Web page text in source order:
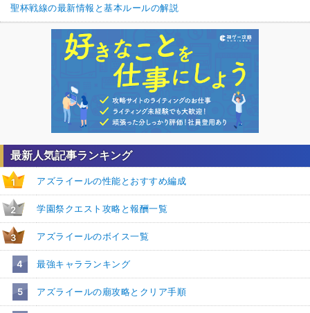
最新人気記事ランキング
1 アズライールの性能とおすすめ編成
2 学園祭クエスト攻略と報酬一覧
3 アズライールのボイス一覧
4 最強キャラランキング
5 アズライールの廟攻略とクリア手順
聖杯戦線の最新情報と基本ルールの解説